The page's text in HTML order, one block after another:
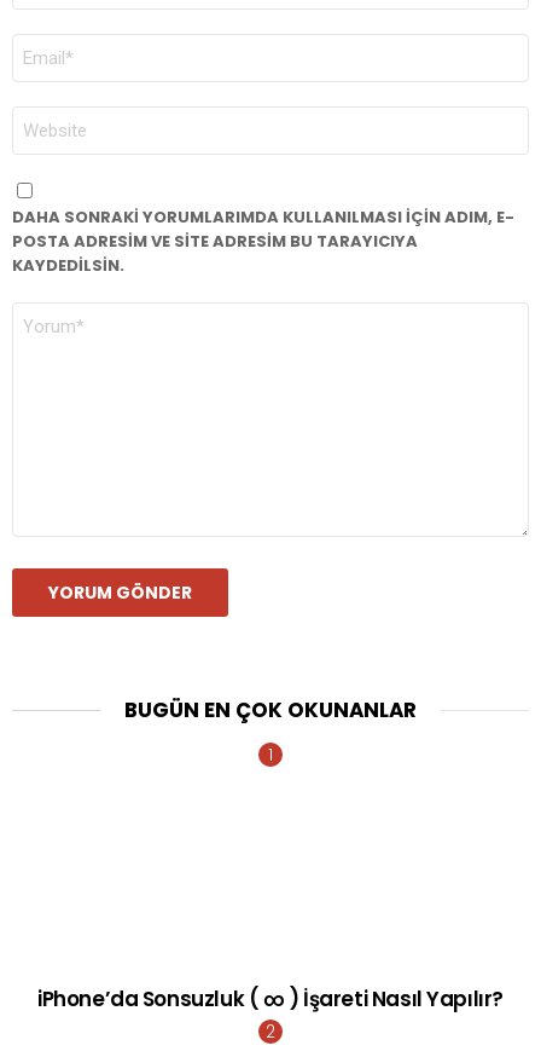
E-
POSTA
İNTERNET
SITESI
DAHA SONRAKI YORUMLARIMDA KULLANILMASI IÇIN ADIM, E-
POSTA ADRESIM VE SITE ADRESIM BU TARAYICIYA
KAYDEDILSIN.
YORUM
BUGÜN EN ÇOK OKUNANLAR
iPhone’da Sonsuzluk ( ∞ ) İşareti Nasıl Yapılır?